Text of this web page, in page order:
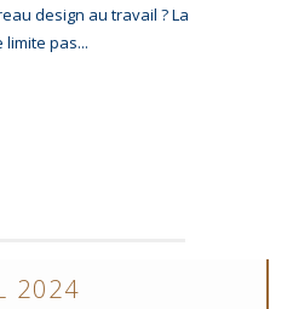
design au travail ? La
pas...
2024